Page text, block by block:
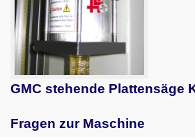
GMC stehende Plattensäge
Fragen zur Maschine